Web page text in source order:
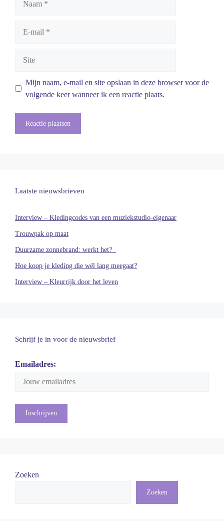
Mijn naam, e-mail en site opslaan in deze browser voor de
volgende keer wanneer ik een reactie plaats.
Laatste nieuwsbrieven
Interview – Kledingcodes van een muziekstudio-eigenaar
Trouwpak op maat
Duurzame zonnebrand: werkt het?
Hoe koop je kleding die wél lang meegaat?
Interview – Kleurrijk door het leven
Schrijf je in voor de nieuwsbrief
Emailadres:
Zoeken
Zoeken